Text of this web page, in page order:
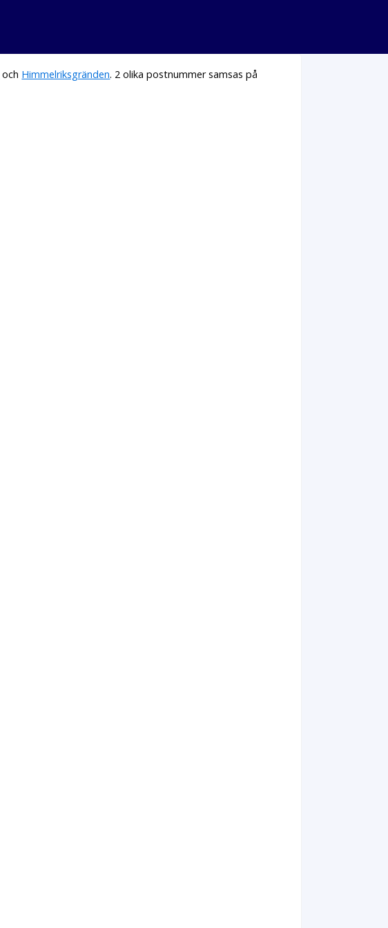
och Himmelriksgränden. 2 olika postnummer samsas på